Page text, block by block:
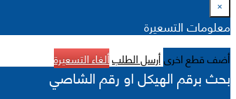
×
معلومات التسعيرة
أضف قطع اخرىأرسل الطلبألغاء التسعيرة
بحث برقم الهيكل او رقم الشاصي